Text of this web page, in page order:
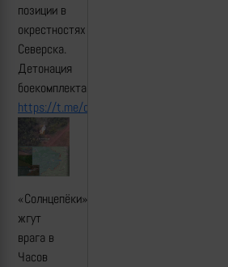
позиции в
окрестностях
Северска.
Детонация
боекомплекта.
https://t.me/creamy_caprice/5713
«Солнцепёки»
жгут
врага в
Часов